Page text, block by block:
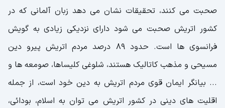
صحبت می کنند، تحقیقات نشان می دهد زبان آلمانی که در
کشور اتریش صحبت می شود دارای نزدیکی زیادی به گویش
فرانسوی ها است. حدود 89 درصد مردم اتریش پیرو دین
مسیحی و مذهب کاتالیک هستند، شلوغی کلیساها، صومعه ها و
... بیانگر ایمان قوی مردم اتریش به دین خود است، از جمله
اقلیت های دینی در کشور اتریش می توان به اسلام، بودائی،